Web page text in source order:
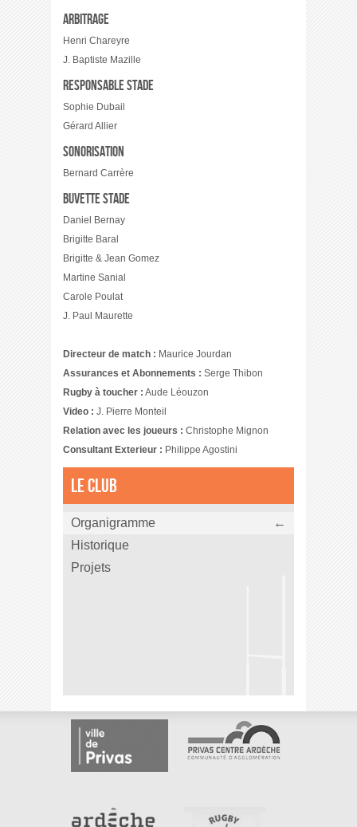
Arbitrage
Henri Chareyre
J. Baptiste Mazille
Responsable stade
Sophie Dubail
Gérard Allier
Sonorisation
Bernard Carrère
Buvette stade
Daniel Bernay
Brigitte Baral
Brigitte & Jean Gomez
Martine Sanial
Carole Poulat
J. Paul Maurette
Directeur de match : Maurice Jourdan
Assurances et Abonnements : Serge Thibon
Rugby à toucher : Aude Léouzon
Video : J. Pierre Monteil
Relation avec les joueurs : Christophe Mignon
Consultant Exterieur : Philippe Agostini
Le club
Organigramme
←
Historique
Projets